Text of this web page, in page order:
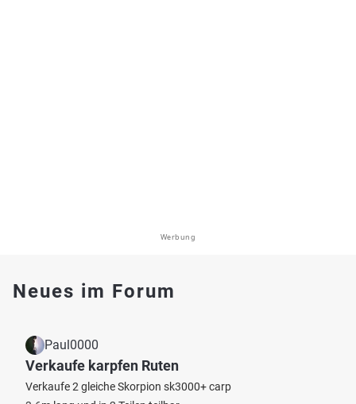
Werbung
Neues im Forum
Paul0000
Verkaufe karpfen Ruten
Verkaufe 2 gleiche Skorpion sk3000+ carp